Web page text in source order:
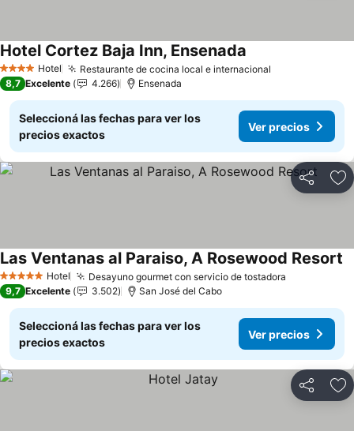
4 EstrellasHotel Restaurante de cocina local e internacional
Hotel Cortez Baja Inn, Ensenada
8,7 Excelente 4.266 Ensenada
Seleccioná las fechas para ver los
precios exactos
Ver precios
Compartir
5 Estrellas Hotel Desayuno gourmet con servicio de tostadora
Las Ventanas al Paraiso, A Rosewood Resort
9,7 Excelente 3.502 San José del Cabo
Seleccioná las fechas para ver los
precios exactos
Ver precios
Compartir